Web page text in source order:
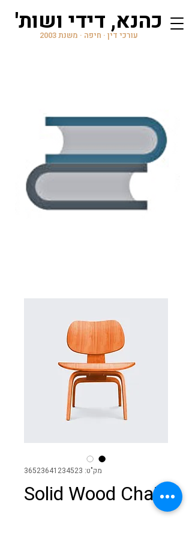
'כהנא, דידי ושות
עורכי דין · חיפה · משנת 2003
מק"ט: 36523641234523
Solid Wood Chair